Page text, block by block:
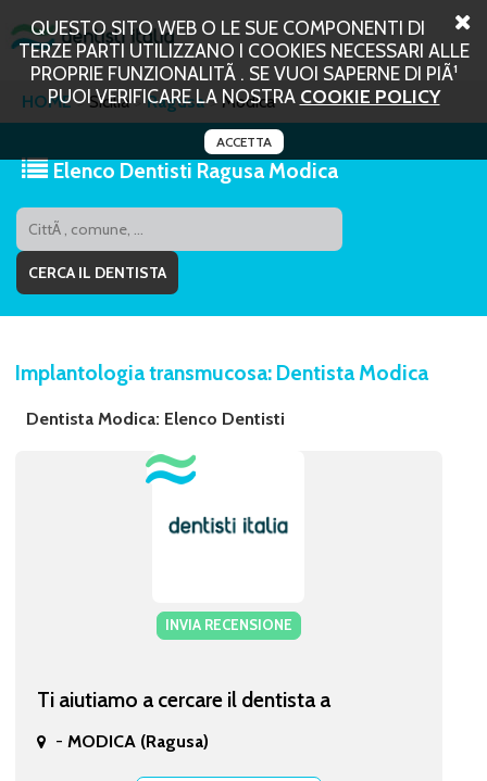
QUESTO SITO WEB O LE SUE COMPONENTI DI
TERZE PARTI UTILIZZANO I COOKIES NECESSARI ALLE
PROPRIE FUNZIONALITÃ . SE VUOI SAPERNE DI PIÃ¹
PUOI VERIFICARE LA NOSTRA COOKIE POLICY
ACCETTA
HOME Sicilia Ragusa Modica
Elenco Dentisti Ragusa Modica
Implantologia transmucosa: Dentista Modica
Dentista Modica: Elenco Dentisti
INVIA RECENSIONE
Ti aiutiamo a cercare il dentista a
- MODICA (Ragusa)